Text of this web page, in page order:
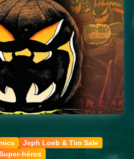
Jeph Loeb & Tim Sale
héros